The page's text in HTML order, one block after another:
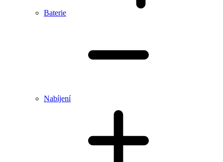
Baterie
Nabíjení